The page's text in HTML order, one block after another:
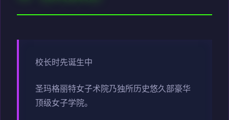
校长时先诞生中
圣玛格丽特女子术院乃独所历史悠久部豪华
顶级女子学院。